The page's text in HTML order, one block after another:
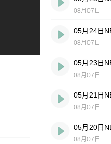
08月07日
08月07日
08月07日
08月07日
08月07日